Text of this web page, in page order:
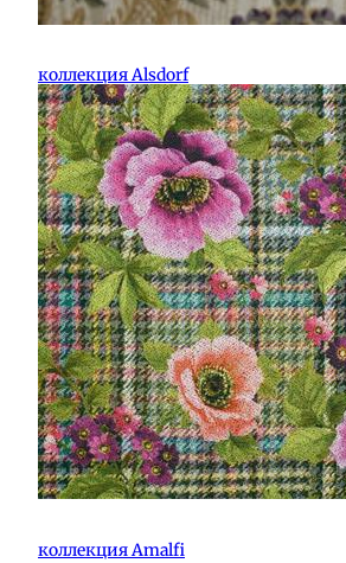
коллекция Alsdorf
коллекция Amalfi